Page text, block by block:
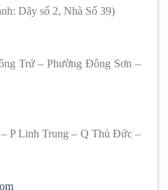
Dãy số 2, Nhà Số 39)
Trứ – Phường Đông Sơn –
P Linh Trung – Q Thủ Đức –